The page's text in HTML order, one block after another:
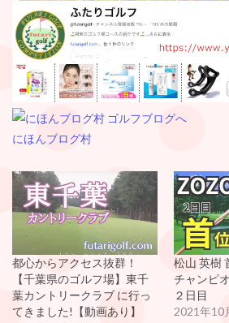
にほんブログ村
都心からアクセス抜群！
【千葉県のゴルフ場】東千
葉カントリークラブ に行っ
てきました!【動画あり】
松山 英樹
チャンピ
２日目
2021年10